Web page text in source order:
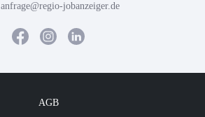
anfrage@regio-jobanzeiger.de
AGB